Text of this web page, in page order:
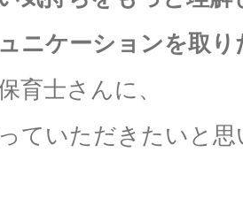
ニケーションを取り
育士さんに、
ていただきたいと思